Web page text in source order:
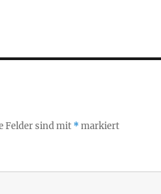
Felder sind mit *markiert